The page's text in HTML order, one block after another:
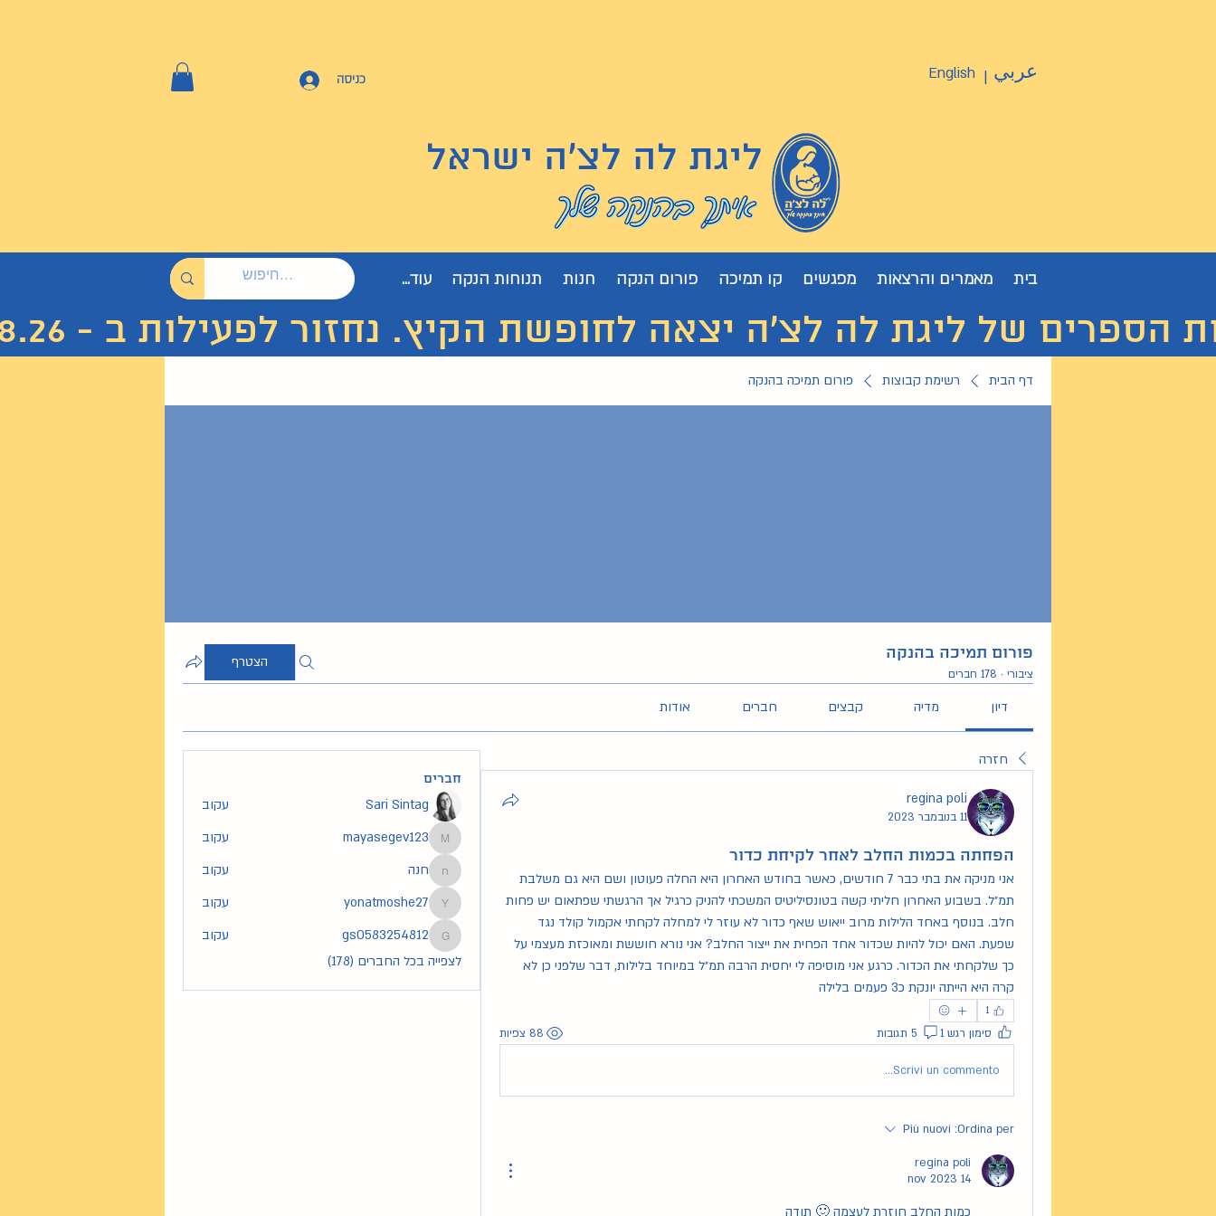
כניסה English عربي |
ליגת לה לצ'ה ישראל
בית מאמרים והרצאות מפגשים קו תמיכה פורום הנקה חנות תנוחות הנקה עוד...
הספרים של ליגת לה לצ'ה יצאה לחופשת הקיץ. נחזור לפעילות ב - 7.8.26
דף הבית רשימת קבוצות פורום תמיכה בהנקה
פורום תמיכה בהנקה
ציבורי · 178 חברים
הצטרף
דיון מדיה קבצים חברים אודות
חזרה
regina poli
11 בנובמבר 2023
הפחתה בכמות החלב לאחר לקיחת כדור
קרה היא הייתה יונקת כ3 פעמים בלילה
1
סימון רגש 1 5 תגובות 88 צפיות
Scrivi un commento...
Ordina per:
Più nuovi
regina poli
14 nov 2023
כמות החלב חוזרת לעצמה 🙂 תודה
חברים
Sari Sintag עקוב
mayasegev123
mayasegev123 עקוב
חנה
חנה עקוב
yonatmoshe27
yonatmoshe27 עקוב
gs0583254812
gs0583254812
עקוב
לצפייה בכל החברים (178)